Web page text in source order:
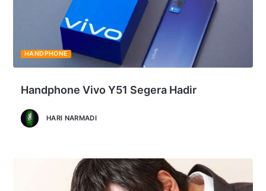
Handphone Vivo Y51 Segera Hadir
HARI NARMADI
HANDPHONE